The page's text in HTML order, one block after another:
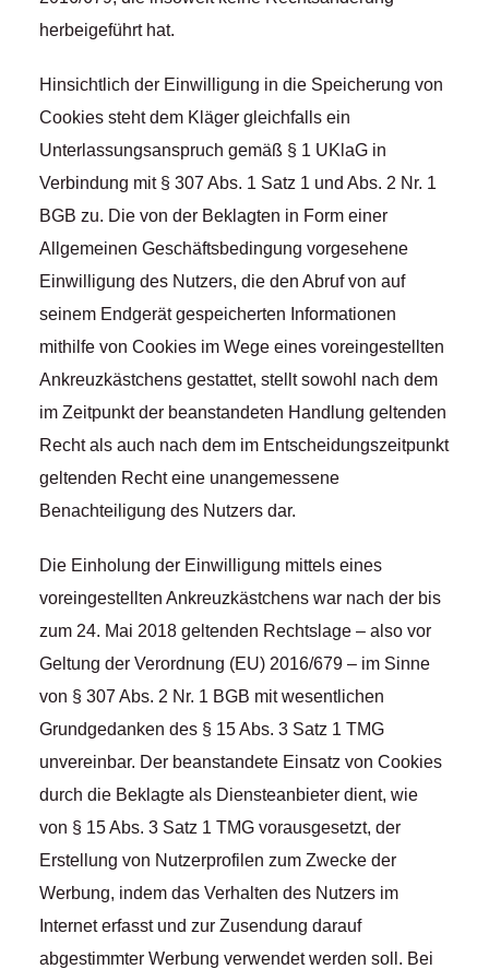
herbeigeführt hat.
Hinsichtlich der Einwilligung in die Speicherung von
Cookies steht dem Kläger gleichfalls ein
Unterlassungsanspruch gemäß § 1 UKlaG in
Verbindung mit § 307 Abs. 1 Satz 1 und Abs. 2 Nr. 1
BGB zu. Die von der Beklagten in Form einer
Allgemeinen Geschäftsbedingung vorgesehene
Einwilligung des Nutzers, die den Abruf von auf
seinem Endgerät gespeicherten Informationen
mithilfe von Cookies im Wege eines voreingestellten
Ankreuzkästchens gestattet, stellt sowohl nach dem
im Zeitpunkt der beanstandeten Handlung geltenden
Recht als auch nach dem im Entscheidungszeitpunkt
geltenden Recht eine unangemessene
Benachteiligung des Nutzers dar.
Die Einholung der Einwilligung mittels eines
voreingestellten Ankreuzkästchens war nach der bis
zum 24. Mai 2018 geltenden Rechtslage – also vor
Geltung der Verordnung (EU) 2016/679 – im Sinne
von § 307 Abs. 2 Nr. 1 BGB mit wesentlichen
Grundgedanken des § 15 Abs. 3 Satz 1 TMG
unvereinbar. Der beanstandete Einsatz von Cookies
durch die Beklagte als Diensteanbieter dient, wie
von § 15 Abs. 3 Satz 1 TMG vorausgesetzt, der
Erstellung von Nutzerprofilen zum Zwecke der
Werbung, indem das Verhalten des Nutzers im
Internet erfasst und zur Zusendung darauf
abgestimmter Werbung verwendet werden soll. Bei